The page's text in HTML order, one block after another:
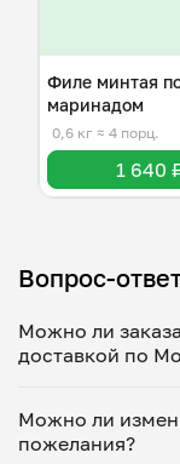
Филе минтая
маринадом
0,6 кг ≈ 4 порц.
1 640
Вопрос-
Можно ли
доставкой по
Укажите
домашнее
Можно ли
пожелания?